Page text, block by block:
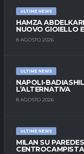
ULTIME NEWS
HAMZA
NUOVO GIOIELLO
8 AGOSTO 2026
ULTIME NEWS
NAPOLI-
L’ALTERNATIVA
8 AGOSTO 2026
ULTIME NEWS
MILAN SU